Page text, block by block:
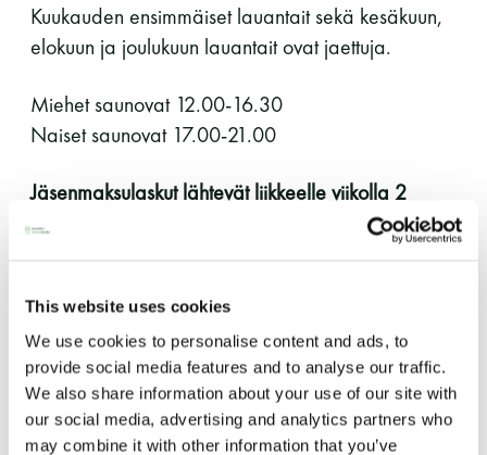
This website uses cookies
We use cookies to personalise content and ads, to
provide social media features and to analyse our traffic.
We also share information about your use of our site with
our social media, advertising and analytics partners who
may combine it with other information that you’ve
Hinnasto
Vieras jäsenen seurassa
ilmainen
3kk kortti - M / N
Vuosikortti - M / N
695€ / 275€
Kuukauden ensimmäiset lauantait sekä kesäkuun,
elokuun ja joulukuun lauantait ovat jaettuja.
Miehet saunovat 12.00-16.30
Naiset saunovat 17.00-21.00
Jäsenmaksulaskut lähtevät liikkeelle viikolla 2
Jäsenmaksulaskut lähtevät liikkeelle viikolla 2.
Varmistathan jäsensivuilta, että tietosi ovat oikein.
Vuoden 2025 perusjäsenmaksu on suuruudeltaan
225 euroa johtuen LVISA-remontin tuomasta
kertaluontoisesta korotuksesta. Vuonna 2025 myös
ainaisjäsenet maksavat 100 euron korotetun
osuuden.